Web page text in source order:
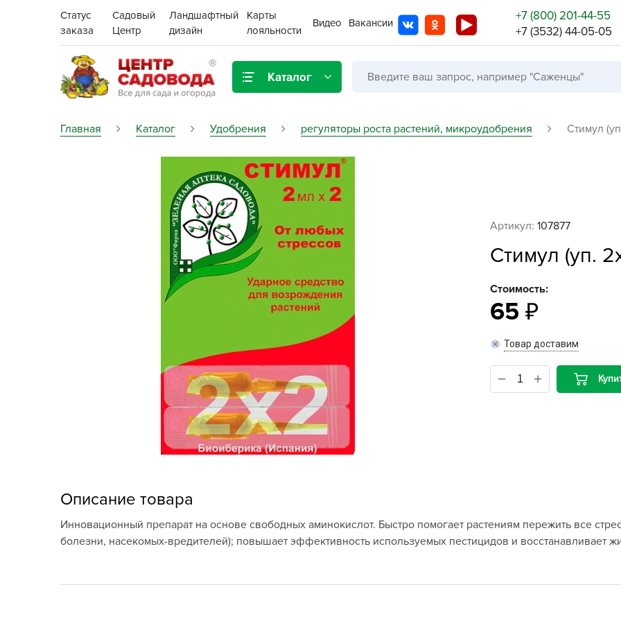
Статус
заказа
Садовый
Центр
Ландшафтный
дизайн
Карты
лояльности
Видео Вакансии
+7 (800) 201-44-55
+7 (3532) 44-05-05
Каталог
Газонная трава
Грунты, дренаж, мульча
Декор для дома и сада
Ёмкости для рассады и
Картофель семенной
Комнатные горшечные
Лук-севок, чеснок
многолетники Весна
Новогодняя продукция
Цена:
Главная Каталог Удобрения регуляторы роста растений, микроудобрения Стимул
Артикул: 107877
Стимул (уп.
Стоимость:
65
Товар доставим
Описание товара
Инновационный препарат на основе свободных аминокислот. Быстро помогает растениям пережить все
болезни, насекомых-вредителей); повышает эффективность используемых пестицидов и восстанавливает